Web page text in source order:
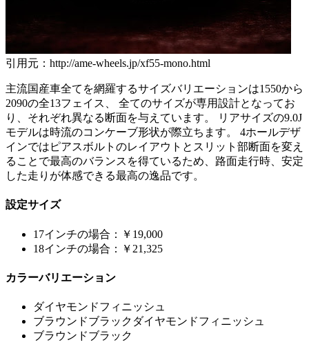
引用元：http://ame-wheels.jp/xf55-mono.html
主流国産車全てを網羅するサイズバリエーションは1550から
2090の全13フェイス、 全てのサイズが専用設計となってお
り、それぞれ異なる断面を与えています。 リアサイズの9.0J
モデルは時流のコンケーブ形状が際立ちます。 4ホールデザ
インではピアスボルトのレイアウトとスリット部断面を変え
ることで最高のバランスを得ているため、路面走行時、安定
した走りが体感できる最高の逸品です。
設定サイズ
17インチの場合：￥19,000
18インチの場合：￥21,325
カラーバリエーション
ダイヤモンドフィニッシュ
ブラウンドブラックダイヤモンドフィニッシュ
ブラウンドブラック